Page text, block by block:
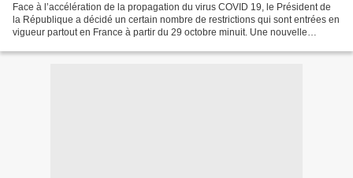
Face à l’accélération de la propagation du virus COVID 19, le Président de
la République a décidé un certain nombre de restrictions qui sont entrées en
vigueur partout en France à partir du 29 octobre minuit. Une nouvelle